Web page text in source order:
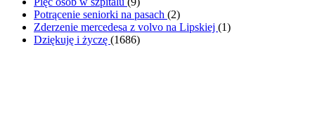
Potrącenie seniorki na pasach (2)
Zderzenie mercedesa z volvo na Lipskiej (1)
Dziękuję i życzę (1686)